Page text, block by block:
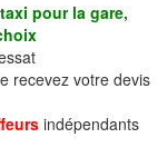
pour la gare,
recevez votre devis
indépendants